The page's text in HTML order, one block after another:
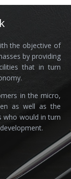
the objective of
by providing
that in turn
in the micro,
as well as the
who would in turn